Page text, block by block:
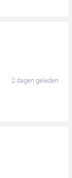
2 dagen geleden